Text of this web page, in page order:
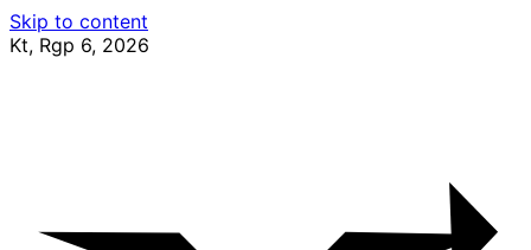
Skip to content
Kt, Rgp 6, 2026